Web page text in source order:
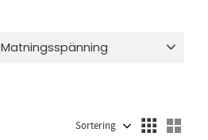
Matningsspänning